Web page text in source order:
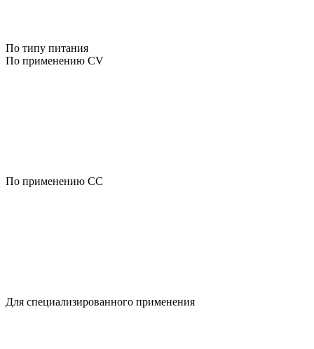
По типу питания
По применению CV
По применению CC
Для специализированного применения